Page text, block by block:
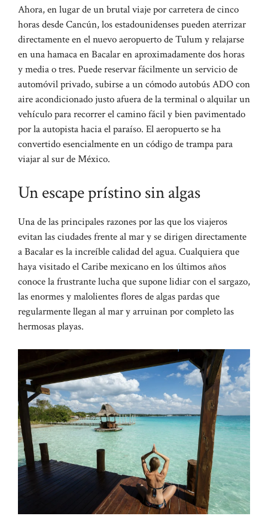
Ahora, en lugar de un brutal viaje por carretera de cinco
horas desde Cancún, los estadounidenses pueden aterrizar
directamente en el nuevo aeropuerto de Tulum y relajarse
en una hamaca en Bacalar en aproximadamente dos horas
y media o tres. Puede reservar fácilmente un servicio de
automóvil privado, subirse a un cómodo autobús ADO con
aire acondicionado justo afuera de la terminal o alquilar un
vehículo para recorrer el camino fácil y bien pavimentado
por la autopista hacia el paraíso. El aeropuerto se ha
convertido esencialmente en un código de trampa para
viajar al sur de México.
Un escape prístino sin algas
Una de las principales razones por las que los viajeros
evitan las ciudades frente al mar y se dirigen directamente
a Bacalar es la increíble calidad del agua. Cualquiera que
haya visitado el Caribe mexicano en los últimos años
conoce la frustrante lucha que supone lidiar con el sargazo,
las enormes y malolientes flores de algas pardas que
regularmente llegan al mar y arruinan por completo las
hermosas playas.